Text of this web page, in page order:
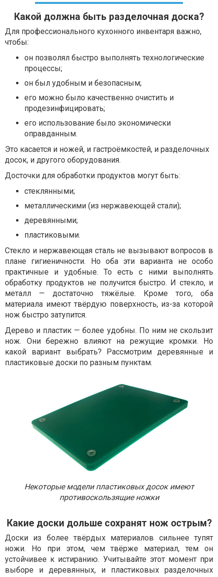
Какой должна быть разделочная доска?
Для профессионального кухонного инвентаря важно,
чтобы:
он позволял быстро выполнять технологические
процессы;
он был удобным и безопасным;
его можно было качественно очистить и
продезинфицировать;
его использование было экономически
оправданным.
Это касается и ножей, и гастроёмкостей, и разделочных
досок, и другого оборудования.
Досточки для обработки продуктов могут быть:
стеклянными;
металлическими (из нержавеющей стали);
деревянными;
пластиковыми.
Стекло и нержавеющая сталь не вызывают вопросов в
плане гигиеничности. Но оба эти варианта не особо
практичные и удобные. То есть с ними выполнять
обработку продуктов не получится быстро. И стекло, и
металл — достаточно тяжёлые. Кроме того, оба
материала имеют твёрдую поверхность, из-за которой
нож быстро затупится.
Дерево и пластик — более удобны. По ним не скользит
нож. Они бережно влияют на режущие кромки. Но
какой вариант выбрать? Рассмотрим деревянные и
пластиковые доски по разным пунктам.
Некоторые модели пластиковых досок имеют
противоскользящие ножки
Какие доски дольше сохранят нож острым?
Доски из более твёрдых материалов сильнее тупят
ножи. Но при этом, чем твёрже материал, тем он
устойчивее к истиранию. Учитывайте этот момент при
выборе и деревянных, и пластиковых разделочных